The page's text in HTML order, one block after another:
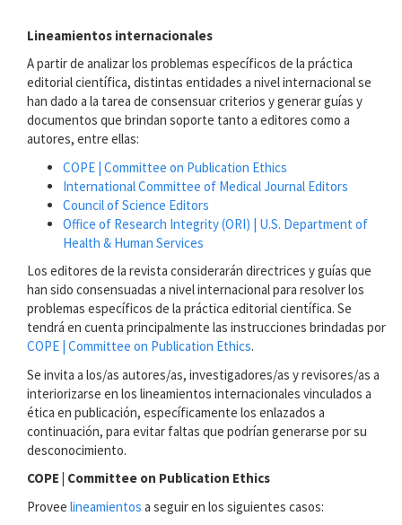
Lineamientos internacionales
A partir de analizar los problemas específicos de la práctica
editorial científica, distintas entidades a nivel internacional se
han dado a la tarea de consensuar criterios y generar guías y
documentos que brindan soporte tanto a editores como a
autores, entre ellas:
COPE | Committee on Publication Ethics
International Committee of Medical Journal Editors
Council of Science Editors
Office of Research Integrity (ORI) | U.S. Department of
Health & Human Services
Los editores de la revista considerarán directrices y guías que
han sido consensuadas a nivel internacional para resolver los
problemas específicos de la práctica editorial científica. Se
tendrá en cuenta principalmente las instrucciones brindadas por
COPE | Committee on Publication Ethics.
Se invita a los/as autores/as, investigadores/as y revisores/as a
interiorizarse en los lineamientos internacionales vinculados a
ética en publicación, específicamente los enlazados a
continuación, para evitar faltas que podrían generarse por su
desconocimiento.
COPE | Committee on Publication Ethics
Provee lineamientos a seguir en los siguientes casos: